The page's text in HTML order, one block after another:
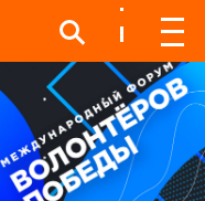
Инфо Инфо Меню